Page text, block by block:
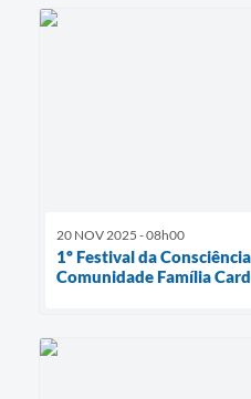
20 NOV 2025 - 08h00
1º Festival da
Comunidade Família